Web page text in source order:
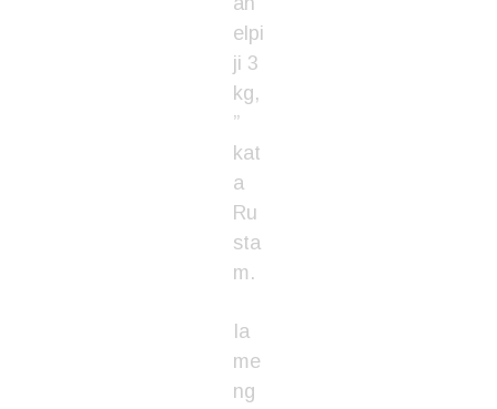
elpi
ji 3
kg,
”
kat
a
Ru
sta
m.
Ia
me
ng